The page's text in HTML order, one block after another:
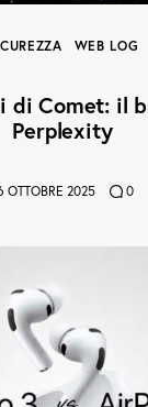
WEB LOG
di Comet: il
Perplexity
OTTOBRE 2025 0